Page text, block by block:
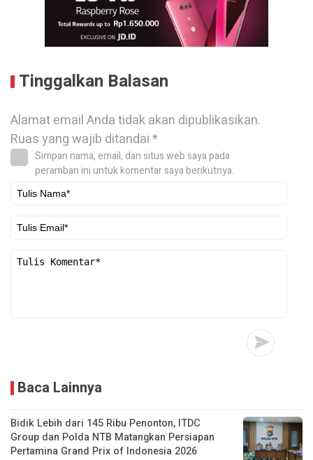
Tinggalkan Balasan
Alamat email Anda tidak akan dipublikasikan.
Ruas yang wajib ditandai*
Simpan nama, email, dan situs web saya pada
peramban ini untuk komentar saya berikutnya.
Baca Lainnya
Bidik Lebih dari 145 Ribu Penonton, ITDC
Group dan Polda NTB Matangkan Persiapan
Pertamina Grand Prix of Indonesia 2026